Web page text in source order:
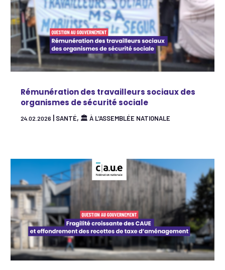
Rémunération des travailleurs sociaux des
organismes de sécurité sociale
24.02.2026 SANTÉ, 🏛 À L'ASSEMBLÉE NATIONALE